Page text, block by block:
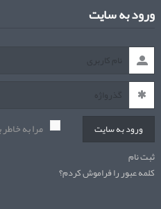
ورود به سایت
ورود به سایت مرا به
ثبت نام
کلمه عبور را فراموش کردم؟